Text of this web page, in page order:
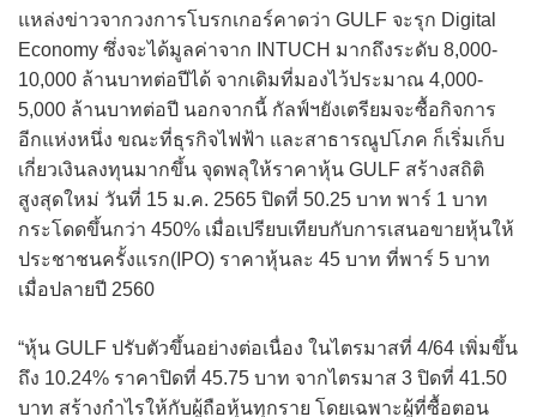
แหล่งข่าวจากวงการโบรกเกอร์คาดว่า GULF จะรุก Digital
Economy ซึ่งจะได้มูลค่าจาก INTUCH มากถึงระดับ 8,000-
10,000 ล้านบาทต่อปีได้ จากเดิมที่มองไว้ประมาณ 4,000-
5,000 ล้านบาทต่อปี นอกจากนี้ กัลฟ์ฯยังเตรียมจะซื้อกิจการ
อีกแห่งหนึ่ง ขณะที่ธุรกิจไฟฟ้า และสาธารณูปโภค ก็เริ่มเก็บ
เกี่ยวเงินลงทุนมากขึ้น จุดพลุให้ราคาหุ้น GULF สร้างสถิติ
สูงสุดใหม่ วันที่ 15 ม.ค. 2565 ปิดที่ 50.25 บาท พาร์ 1 บาท
กระโดดขึ้นกว่า 450% เมื่อเปรียบเทียบกับการเสนอขายหุ้นให้
ประชาชนครั้งแรก(IPO) ราคาหุ้นละ 45 บาท ที่พาร์ 5 บาท
เมื่อปลายปี 2560
“หุ้น GULF ปรับตัวขึ้นอย่างต่อเนื่อง ในไตรมาสที่ 4/64 เพิ่มขึ้น
ถึง 10.24% ราคาปิดที่ 45.75 บาท จากไตรมาส 3 ปิดที่ 41.50
บาท สร้างกำไรให้กับผู้ถือหุ้นทุกราย โดยเฉพาะผู้ที่ซื้อตอน